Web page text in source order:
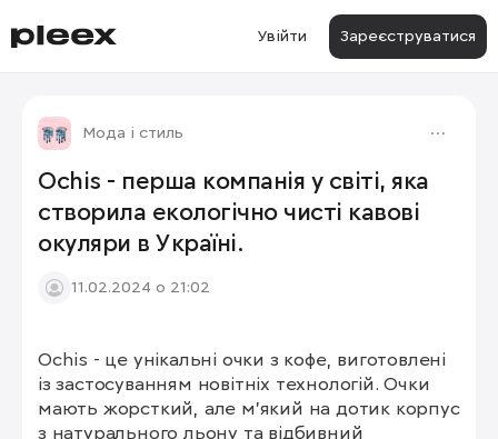
Увійти Зареєструватися
Мода і стиль
Ochis - перша компанія у світі, яка
створила екологічно чисті кавові
окуляри в Україні.
11.02.2024 о 21:02
1/7
Ochis - це унікальні очки з кофе, виготовлені
із застосуванням новітніх технологій. Очки
мають жорсткий, але м'який на дотик корпус
з натурального льону та відбивний